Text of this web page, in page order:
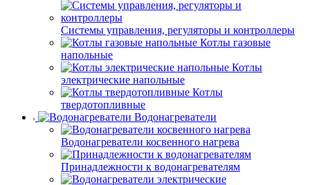
Системы управления, регуляторы и контроллеры
Котлы газовые
напольные
Котлы
электрические напольные
Котлы
твердотопливные
Водонагреватели
Водонагреватели косвенного нагрева
Принадлежности к водонагревателям